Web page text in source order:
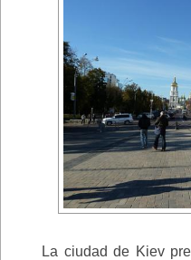
La ciudad de Kiev